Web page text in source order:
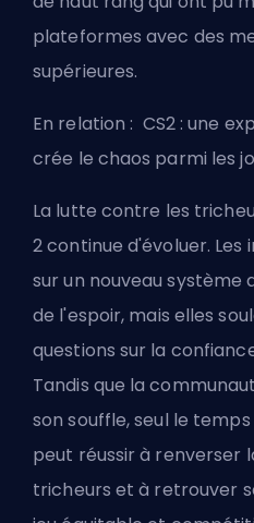
plateformes avec des
supérieures.
En relation : CS2 : une
crée le chaos parmi les
La lutte contre les
2 continue d'évoluer.
sur un nouveau
de l'espoir, mais elles
questions sur la
Tandis que la
son souffle, seul le
peut réussir à renverser
tricheurs et à retrouver